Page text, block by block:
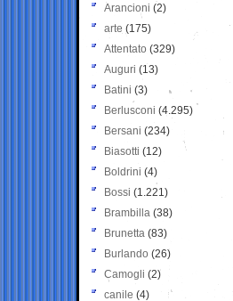
Arancioni (2)
arte (175)
Attentato (329)
Auguri (13)
Batini (3)
Berlusconi (4.295)
Bersani (234)
Biasotti (12)
Boldrini (4)
Bossi (1.221)
Brambilla (38)
Brunetta (83)
Burlando (26)
Camogli (2)
canile (4)